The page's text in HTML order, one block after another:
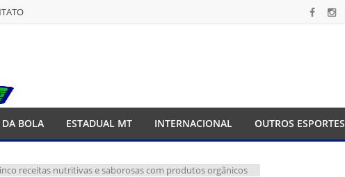
BOLA ESTADUAL MT INTERNACIONAL OUTROS ESPORTES
receitas nutritivas e saborosas com produtos orgânicos